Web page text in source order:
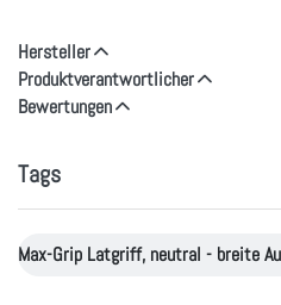
Hersteller
Produktverantwortlicher
Bewertungen
Tags
Max-Grip Latgriff, neutral - breite